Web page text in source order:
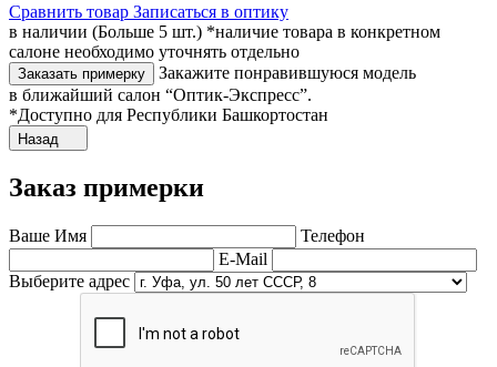
Сравнить товар Записаться в оптику
в наличии (Больше 5 шт.) *наличие товара в конкретном
салоне необходимо уточнять отдельно
Заказать примерку
Закажите понравившуюся модель
в ближайший салон “Оптик-Экспресс”.
*Доступно для Республики Башкортостан
Назад
Заказ примерки
Ваше Имя
Телефон
E-Mail
Выберите адрес